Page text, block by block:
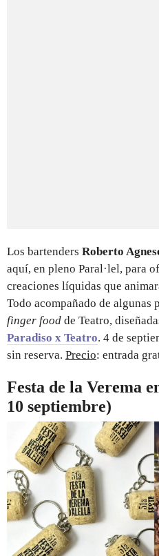
Los bartenders Roberto
aquí, en pleno Paral·lel, para
creaciones líquidas que
Todo acompañado de algunas
finger food de Teatro,
Paradiso x Teatro. 4 de
sin reserva. Precio: entrada
Festa de la Verema
10 septiembre)